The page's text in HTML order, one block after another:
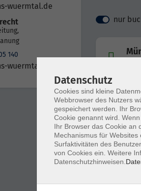
wuermtal.de
140
wuermtal.de
nur
Datenschutz
Cookies sind kleine
Webbrowser des Nutzers
gespeichert werden. Ihr
Cookie genannt wird.
Ihr Browser das Cookie an
Mechanismus für
Surfaktivitäten des
von Cookies ein. Weitere
Datenschutzhinweisen.